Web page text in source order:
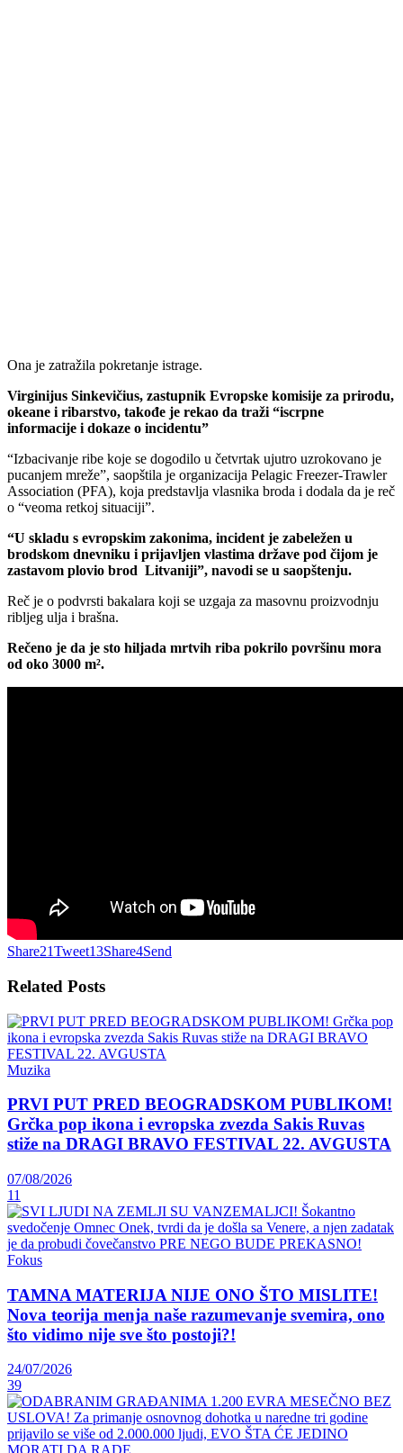
Ona je zatražila pokretanje istrage.
Virginijus Sinkevičius, zastupnik Evropske komisije za prirodu,
okeane i ribarstvo, takođe je rekao da traži “iscrpne
informacije i dokaze o incidentu”
“Izbacivanje ribe koje se dogodilo u četvrtak ujutro uzrokovano je
pucanjem mreže”, saopštila je organizacija Pelagic Freezer-Trawler
Association (PFA), koja predstavlja vlasnika broda i dodala da je reč
o “veoma retkoj situaciji”.
“U skladu s evropskim zakonima, incident je zabeležen u
brodskom dnevniku i prijavljen vlastima države pod čijom je
zastavom plovio brod Litvaniji”, navodi se u saopštenju.
Reč je o podvrsti bakalara koji se uzgaja za masovnu proizvodnju
ribljeg ulja i brašna.
Rečeno je da je sto hiljada mrtvih riba pokrilo površinu mora
od oko 3000 m².
Share21Tweet13Share4Send
Related Posts
Muzika
PRVI PUT PRED BEOGRADSKOM PUBLIKOM!
Grčka pop ikona i evropska zvezda Sakis Ruvas
stiže na DRAGI BRAVO FESTIVAL 22. AVGUSTA
07/08/2026
11
Fokus
TAMNA MATERIJA NIJE ONO ŠTO MISLITE!
Nova teorija menja naše razumevanje svemira, ono
što vidimo nije sve što postoji?!
24/07/2026
39